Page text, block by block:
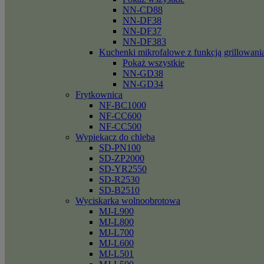
NN-CD88
NN-DF38
NN-DF37
NN-DF383
Kuchenki mikrofalowe z funkcją
Pokaż wszystkie
NN-GD38
NN-GD34
Frytkownica
NF-BC1000
NF-CC600
NF-CC500
Wypiekacz do chleba
SD-PN100
SD-ZP2000
SD-YR2550
SD-R2530
SD-B2510
Wyciskarka wolnoobrotowa
MJ-L900
MJ-L800
MJ-L700
MJ-L600
MJ-L501